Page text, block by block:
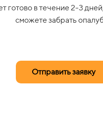
готово в течение 2-3
сможете забрать
Отправить заявку